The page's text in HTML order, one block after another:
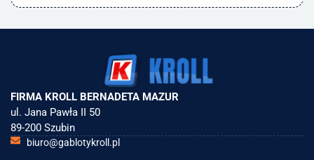
FIRMA KROLL BERNADETA MAZUR
ul. Jana Pawła II 50
89-200 Szubin
biuro@gablotykroll.pl